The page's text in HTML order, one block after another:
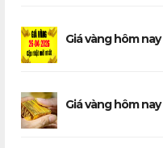
Giá vàng hôm
Giá vàng hôm